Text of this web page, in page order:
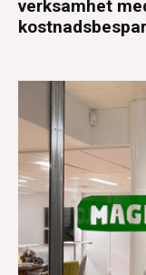
verksamhet